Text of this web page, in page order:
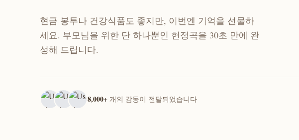
현금 봉투나 건강식품도 좋지만, 이번엔 기억을 선물하
세요. 부모님을 위한 단 하나뿐인 헌정곡을 30초 만에 완
성해 드립니다.
8,000+ 개의 감동이 전달되었습니다